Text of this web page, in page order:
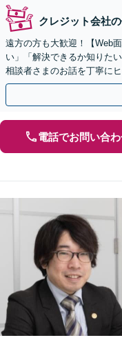
クレジット会社
遠方の方も大歓迎！【Web
い」「解決できるか知りた
相談者さまのお話を丁寧に
たします
電話でお問い合